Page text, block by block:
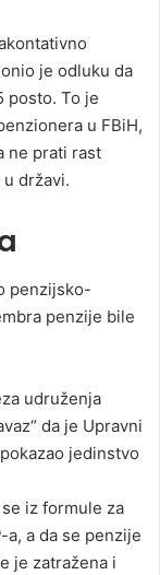
je odluku da
posto. To je
u FBiH,
ne prati rast
državi.
penzijsko-
penzije bile
udruženja
da je Upravni
jedinstvo
iz formule za
a da se penzije
je zatražena i